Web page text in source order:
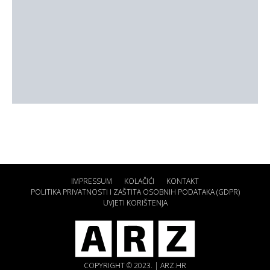
IMPRESSUM KOLAČIĆI
KONTAKT
POLITIKA PRIVATNOSTI I ZAŠTITA OSOBNIH PODATAKA (GDPR)
UVJETI KORIŠTENJA
COPYRIGHT © 2023. | ARZ.HR